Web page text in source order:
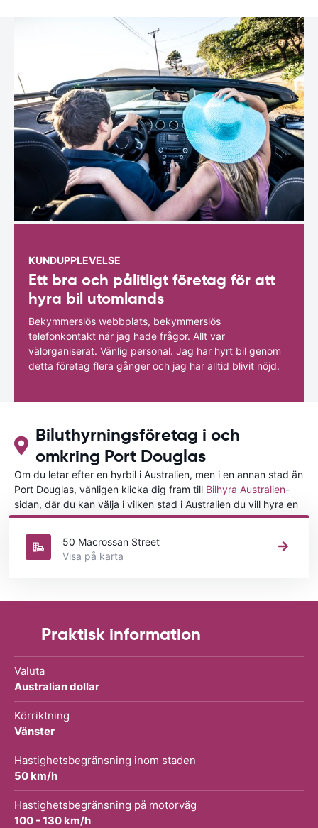
KUNDUPPLEVELSE
Ett bra och pålitligt företag för att
hyra bil utomlands
Bekymmerslös webbplats, bekymmerslös
telefonkontakt när jag hade frågor. Allt var
välorganiserat. Vänlig personal. Jag har hyrt bil genom
detta företag flera gånger och jag har alltid blivit nöjd.
Biluthyrningsföretag i och
omkring Port Douglas
Om du letar efter en hyrbil i Australien, men i en annan stad än
Port Douglas, vänligen klicka dig fram till Bilhyra Australien-
sidan, där du kan välja i vilken stad i Australien du vill hyra en
bil.
50 Macrossan Street
Visa på karta
Praktisk information
Valuta
Australian dollar
Körriktning
Vänster
Hastighetsbegränsning inom staden
50 km/h
Hastighetsbegränsning på motorväg
100 - 130 km/h